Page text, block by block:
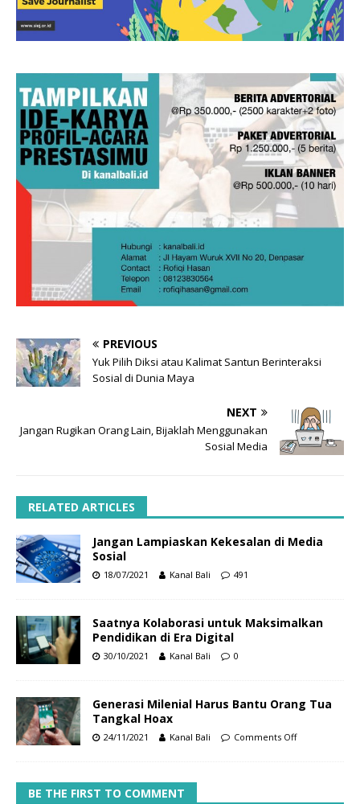
PREVIOUS
Yuk Pilih Diksi atau Kalimat Santun Berinteraksi
Sosial di Dunia Maya
NEXT
Jangan Rugikan Orang Lain, Bijaklah Menggunakan
Sosial Media
RELATED ARTICLES
Jangan Lampiaskan Kekesalan di Media
Sosial
18/07/2021 Kanal Bali 491
Saatnya Kolaborasi untuk Maksimalkan
Pendidikan di Era Digital
30/10/2021 Kanal Bali 0
Generasi Milenial Harus Bantu Orang Tua
Tangkal Hoax
24/11/2021 Kanal Bali Comments Off
BE THE FIRST TO COMMENT